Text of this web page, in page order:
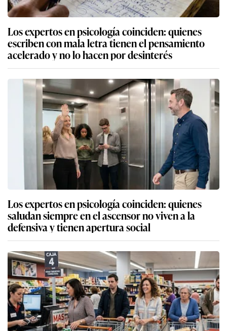
Los expertos en psicología coinciden: quienes
escriben con mala letra tienen el pensamiento
acelerado y no lo hacen por desinterés
Los expertos en psicología coinciden: quienes
saludan siempre en el ascensor no viven a la
defensiva y tienen apertura social